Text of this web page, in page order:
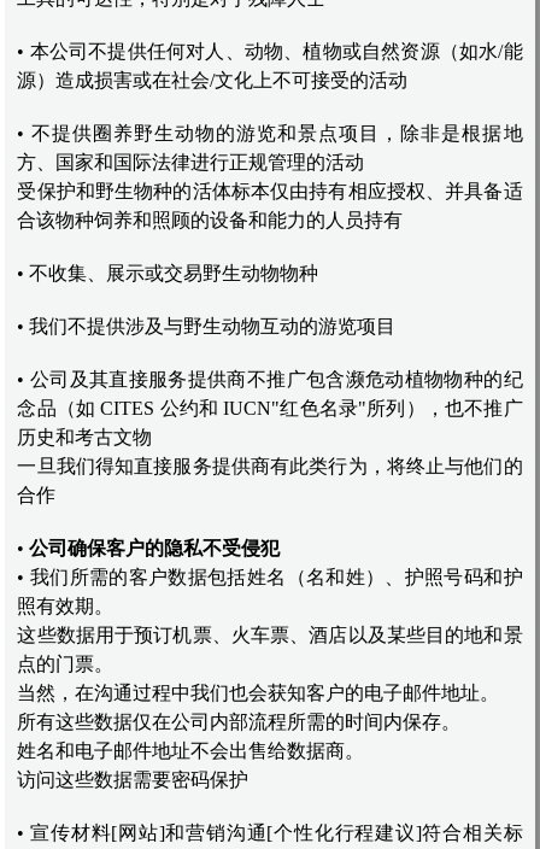
• 本公司不提供任何对人、动物、植物或自然资源（如水/能
源）造成损害或在社会/文化上不可接受的活动
• 不提供圈养野生动物的游览和景点项目，除非是根据地
方、国家和国际法律进行正规管理的活动
受保护和野生物种的活体标本仅由持有相应授权、并具备适
合该物种饲养和照顾的设备和能力的人员持有
• 不收集、展示或交易野生动物物种
• 我们不提供涉及与野生动物互动的游览项目
• 公司及其直接服务提供商不推广包含濒危动植物物种的纪
念品（如 CITES 公约和 IUCN"红色名录"所列），也不推广
历史和考古文物
一旦我们得知直接服务提供商有此类行为，将终止与他们的
合作
•公司确保客户的隐私不受侵犯
• 我们所需的客户数据包括姓名（名和姓）、护照号码和护
照有效期。
这些数据用于预订机票、火车票、酒店以及某些目的地和景
点的门票。
当然，在沟通过程中我们也会获知客户的电子邮件地址。
所有这些数据仅在公司内部流程所需的时间内保存。
姓名和电子邮件地址不会出售给数据商。
访问这些数据需要密码保护
• 宣传材料[网站]和营销沟通[个性化行程建议]符合相关标